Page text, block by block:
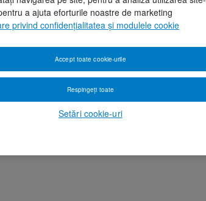
a ajuta eforturile noastre de marketing
privind confidențialitatea și modulele cookie
Setări cookie-uri
Respingeți toate
Accept toate cookie-urile